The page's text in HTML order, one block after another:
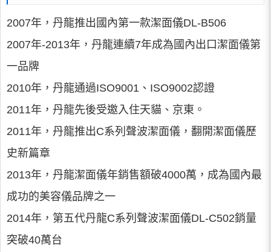
2007年，丹龍推出國內第一款潔面儀DL-B506
2007年-2013年，丹龍連續7年成為國內出口潔面儀第
一品牌
2010年，丹龍通過ISO9001、ISO9002認證
2011年，丹龍先後受邀入住天貓、京東。
2011年，丹龍推出C系列聲波潔面儀，翻開潔面儀歷
史新篇章
2013年，丹龍潔面儀年銷售額破4000萬，成為國內最
成功的美容儀品牌之一
2014年，第五代丹龍C系列聲波潔面儀DL-C502銷量
突破40萬台